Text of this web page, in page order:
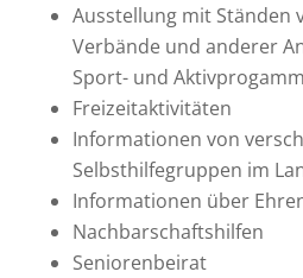
Ausstellung mit Ständen
Verbände und anderer
Sport- und
Freizeitaktivitäten
Informationen von
Selbsthilfegruppen im
Informationen über
Nachbarschaftshilfen
Seniorenbeirat